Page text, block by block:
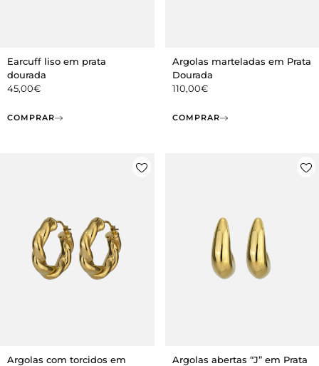
Earcuff liso em prata
dourada
45,00€
COMPRAR
Argolas marteladas em Prata
Dourada
110,00€
COMPRAR
Argolas com torcidos em
Argolas abertas “J” em Prata